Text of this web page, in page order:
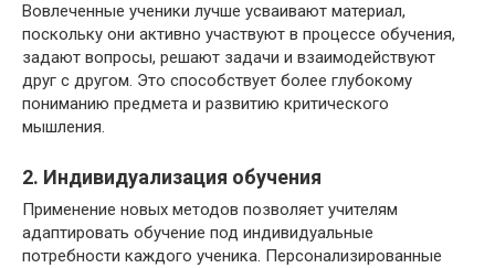
Вовлеченные ученики лучше усваивают материал,
поскольку они активно участвуют в процессе обучения,
задают вопросы, решают задачи и взаимодействуют
друг с другом. Это способствует более глубокому
пониманию предмета и развитию критического
мышления.
2. Индивидуализация обучения
Применение новых методов позволяет учителям
адаптировать обучение под индивидуальные
потребности каждого ученика. Персонализированные